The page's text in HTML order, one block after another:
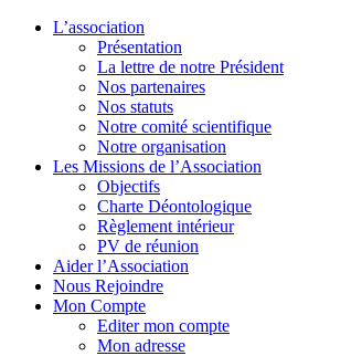
L’association
Présentation
La lettre de notre Président
Nos partenaires
Nos statuts
Notre comité scientifique
Notre organisation
Les Missions de l’Association
Objectifs
Charte Déontologique
Règlement intérieur
PV de réunion
Aider l’Association
Nous Rejoindre
Mon Compte
Editer mon compte
Mon adresse